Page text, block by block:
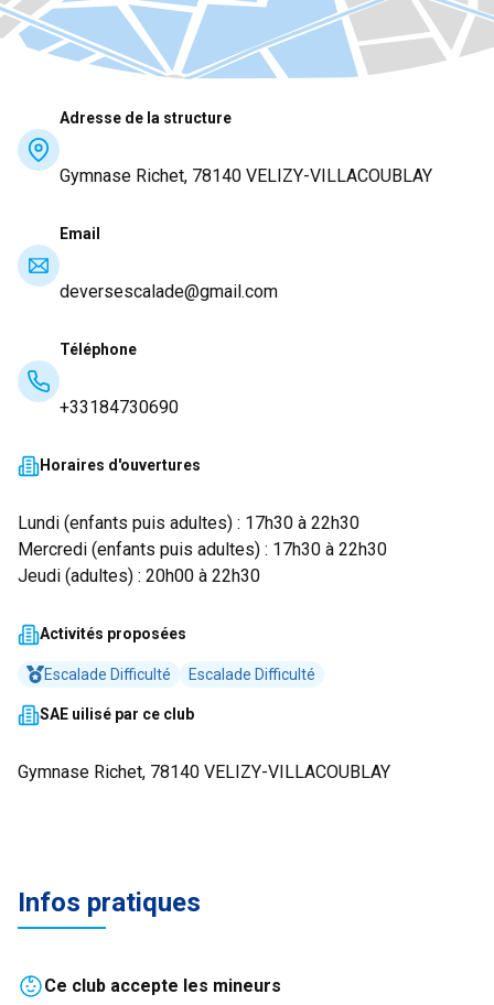
Adresse de la structure
Gymnase Richet, 78140 VELIZY-VILLACOUBLAY
Email
deversescalade@gmail.com
Téléphone
+33184730690
Horaires d'ouvertures
Lundi (enfants puis adultes) : 17h30 à 22h30
Mercredi (enfants puis adultes) : 17h30 à 22h30
Jeudi (adultes) : 20h00 à 22h30
Activités proposées
Escalade Difficulté Escalade Difficulté
SAE uilisé par ce club
Gymnase Richet, 78140 VELIZY-VILLACOUBLAY
Infos pratiques
Ce club accepte les mineurs